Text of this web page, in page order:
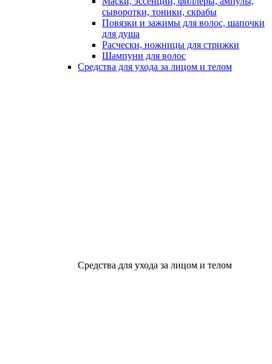
сыворотки, тоники, скрабы
Повязки и зажимы для волос, шапочки
для душа
Расчески, ножницы для стрижки
Шампуни для волос
Средства для ухода за лицом и телом
Средства для ухода за лицом и телом